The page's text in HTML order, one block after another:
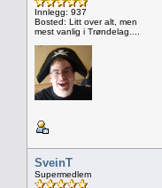
Innlegg: 937
Bosted: Litt over alt, men
mest vanlig i Trøndelag....
SveinT
Supermedlem